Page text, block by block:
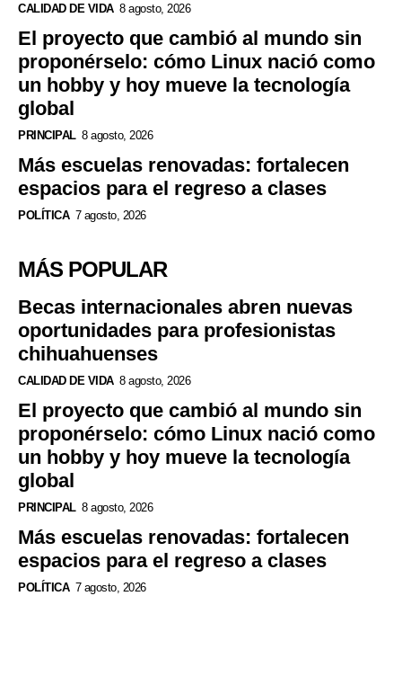
CALIDAD DE VIDA 8 agosto, 2026
El proyecto que cambió al mundo sin
proponérselo: cómo Linux nació como
un hobby y hoy mueve la tecnología
global
PRINCIPAL 8 agosto, 2026
Más escuelas renovadas: fortalecen
espacios para el regreso a clases
POLÍTICA 7 agosto, 2026
MÁS POPULAR
Becas internacionales abren nuevas
oportunidades para profesionistas
chihuahuenses
CALIDAD DE VIDA 8 agosto, 2026
El proyecto que cambió al mundo sin
proponérselo: cómo Linux nació como
un hobby y hoy mueve la tecnología
global
PRINCIPAL 8 agosto, 2026
Más escuelas renovadas: fortalecen
espacios para el regreso a clases
POLÍTICA 7 agosto, 2026